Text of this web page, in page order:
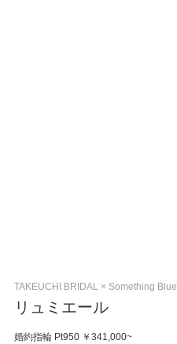
TAKEUCHI BRIDAL × Something Blue
リュミエール
婚約指輪 Pt950 ￥341,000~